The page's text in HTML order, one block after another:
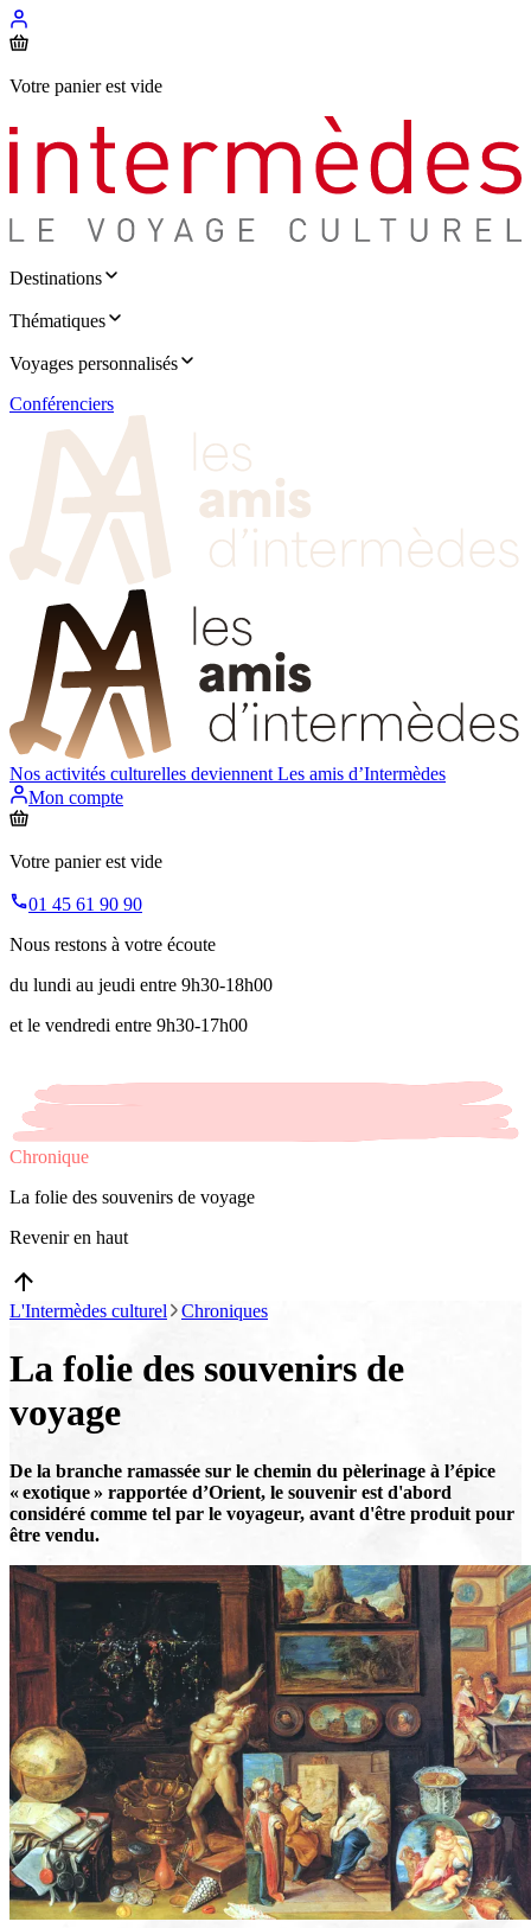
Votre panier est vide
Destinations
Thématiques
Voyages personnalisés
Conférenciers
Nos activités culturelles deviennent Les amis d’Intermèdes
Mon compte
Votre panier est vide
01 45 61 90 90
Nous restons à votre écoute
du lundi au jeudi entre 9h30-18h00
et le vendredi entre 9h30-17h00
Chronique
La folie des souvenirs de voyage
Revenir en haut
L'Intermèdes culturel Chroniques
La folie des souvenirs de
voyage
De la branche ramassée sur le chemin du pèlerinage à l’épice
« exotique » rapportée d’Orient, le souvenir est d'abord
considéré comme tel par le voyageur, avant d'être produit pour
être vendu.